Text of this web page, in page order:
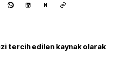
N
tercih edilen kaynak olarak